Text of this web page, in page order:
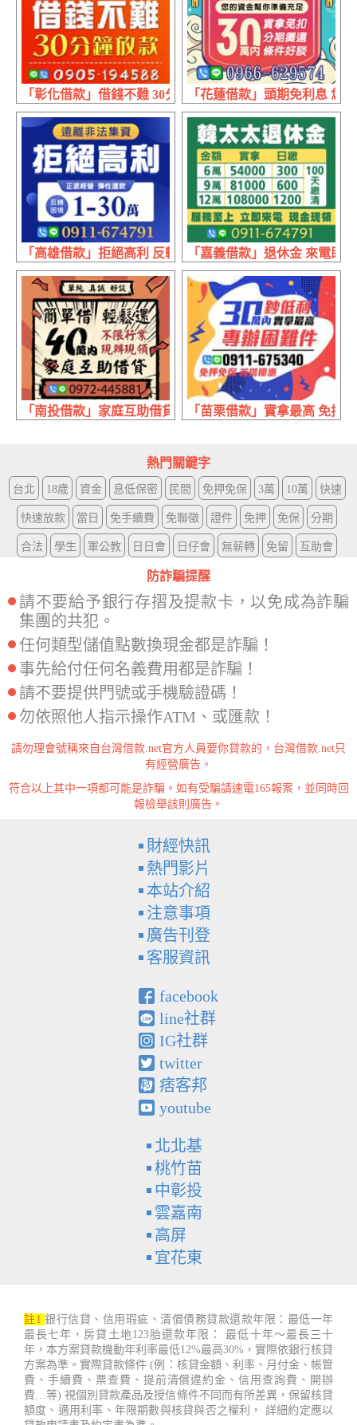
「彰化借款」借錢不難 30分鐘放款 | 代清借款 息低保密
「花蓮借款」頭期免利息 您
「高雄借款」拒絕高利 反轉困境 | 1~30萬 正派經營
「嘉義借款」退休金 來電即
「南投借款」家庭互助借貸 簡單借輕鬆還 | 40萬內 不限行
「苗栗借款」實拿最高 免押
熱門關鍵字
台北 18歲 資金 息低保密 民間 免押免保 3萬 10萬 快速
快速放款 當日 免手續費 免聯徵 證件 免押 免保 分期
合法 學生 軍公教 日日會 日仔會 無薪轉 免留 互助會
防詐騙提醒
請不要給予銀行存摺及提款卡，以免成為詐騙
集團的共犯。
任何類型儲值點數換現金都是詐騙！
事先給付任何名義費用都是詐騙！
請不要提供門號或手機驗證碼！
勿依照他人指示操作ATM、或匯款！
請勿理會號稱來自台灣借款.net官方人員要你貸款的，台灣借款.net只
有經營廣告。
符合以上其中一項都可能是詐騙。如有受騙請速電165報案，並同時回
報檢舉該則廣告。
財經快訊
熱門影片
本站介紹
注意事項
廣告刊登
客服資訊
facebook
line社群
IG社群
twitter
痞客邦
youtube
北北基
桃竹苗
中彰投
雲嘉南
高屏
宜花東
註1 銀行信貸、信用瑕疵、清償債務貸款還款年限：最低一年
最長七年，房貸土地123胎還款年限： 最低十年～最長三十
年，本方案貸款機動年利率最低12%最高30%，實際依銀行核貸
方案為準。實際貸款條件 (例：核貸金額、利率、月付金、帳管
費、手續費、票查費、提前清償違約金、信用查詢費、開辦
費…等) 視個別貸款產品及授信條件不同而有所差異，保留核貸
額度、適用利率、年限期數與核貸與否之權利， 詳細約定應以